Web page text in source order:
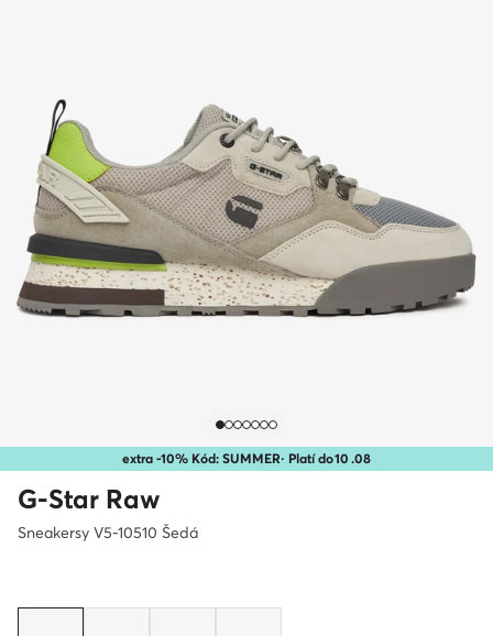
extra -10% Kód: SUMMER· Platí do10 .08
G-Star Raw
Sneakersy V5-10510 Šedá